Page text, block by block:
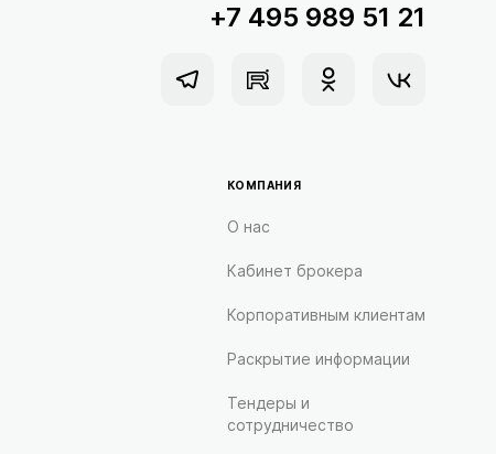
+7 495 989 51 21
КОМПАНИЯ
О нас
Кабинет брокера
Корпоративным клиентам
Раскрытие информации
Тендеры и
сотрудничество